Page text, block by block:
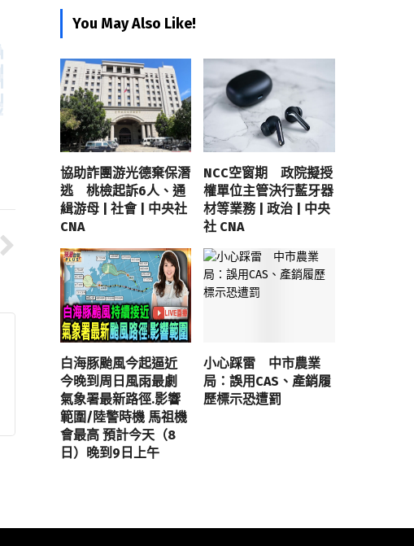
You May Also Like!
協助詐團游光德棄保潛
逃 桃檢起訴6人、通
緝游母 | 社會 | 中央社
CNA
NCC空窗期 政院擬授
權單位主管決行藍牙器
材等業務 | 政治 | 中央
社 CNA
白海豚颱風今起逼近
今晚到周日風雨最劇
氣象署最新路徑.影響
範圍/陸警時機 馬祖機
會最高 預計今天（8
日）晚到9日上午
小心踩雷 中市農業
局：誤用CAS、產銷履
歷標示恐遭罰